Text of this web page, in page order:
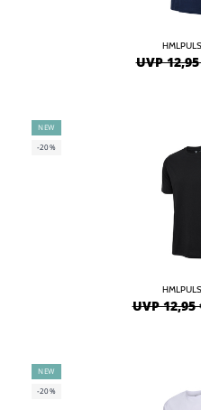
UVP
NEW
-20%
UVP 12,95
NEW
-20%